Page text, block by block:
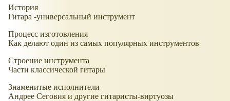
История
Гитара -универсальный инструмент
Процесс изготовления
Как делают один из самых популярных инструментов
Строение инструмента
Части классической гитары
Знаменитые исполнители
Андрее Сеговия и другие гитаристы-виртуозы